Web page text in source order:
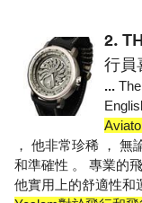
2.
行員
... The
， 他非常珍稀 ， 無
和準確性 。 專業的
他實用上的舒適性和